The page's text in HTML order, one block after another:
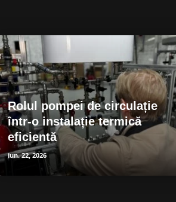
Rolul pompei de circulație
într-o instalație termică
eficientă
iun. 22, 2026